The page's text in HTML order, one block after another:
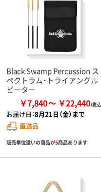
Black Swamp Percussion ス
ペクトラム・トライアングル
ビーター
￥7,840 ￥22,440
お届け日：8月21日（金）まで
直送品
販売単位違いの商品が5商品あります